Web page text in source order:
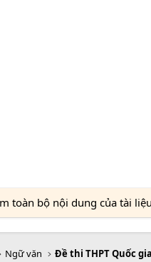
toàn bộ nội dung của tài
Ngữ văn Đề thi THPT Quốc